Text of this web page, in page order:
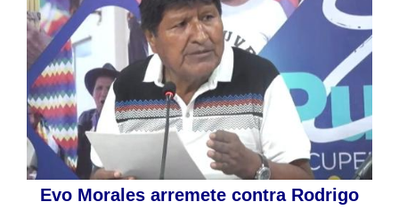
Evo Morales arremete contra Rodrigo